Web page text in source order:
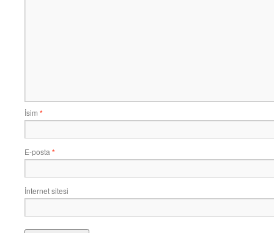
İsim *
E-posta *
İnternet sitesi